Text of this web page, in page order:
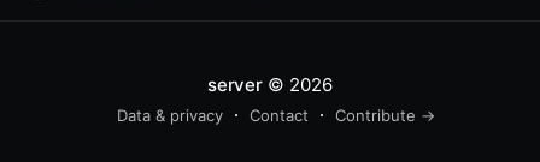
server© 2026
Data & privacy Contact Contribute →